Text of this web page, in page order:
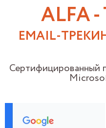
ALFA -
EMAIL-
Сертифицированный